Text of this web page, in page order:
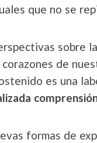
que no se
sobre
de
es una
formas de